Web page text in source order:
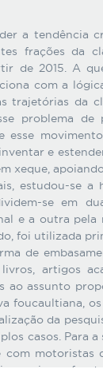
a tendência
frações da
de 2015. A
com a
trajetórias da
problema de
esse
e
xeque,
estudou-se a
se em
e a outra pela
foi utilizada
de
artigos
ao assunto
foucaultiana,
da
casos. Para a
com motoristas
mais profunda